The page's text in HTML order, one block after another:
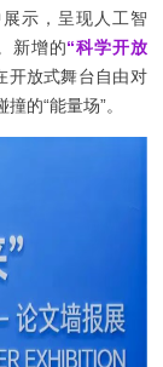
示，呈现人工智
新增的“科学开放
开放式舞台自由对
的“能量场”。